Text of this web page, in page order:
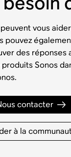
vous
pouvez
des réponses
Sonos
contacter
à la